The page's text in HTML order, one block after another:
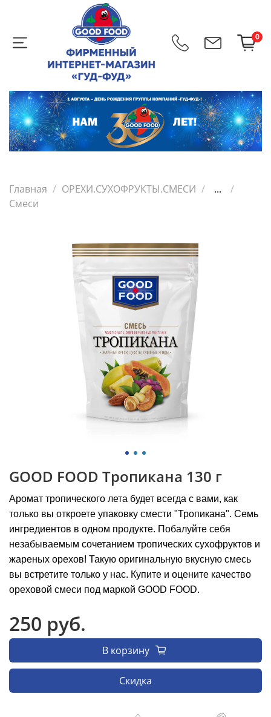
0
Главная ОРЕХИ.СУХОФРУКТЫ.СМЕСИ
...
Смеси
GOOD FOOD Тропикана 130 г
Аромат тропического лета будет всегда с вами, как
только вы откроете упаковку смести "Тропикана". Семь
ингредиентов в одном продукте. Побалуйте себя
незабываемым сочетанием тропических сухофруктов и
жареных орехов! Такую оригинальную вкусную смесь
вы встретите только у нас. Купите и оцените качество
ореховой смеси под маркой GOOD FOOD.
250 руб.
В корзину
Скидка